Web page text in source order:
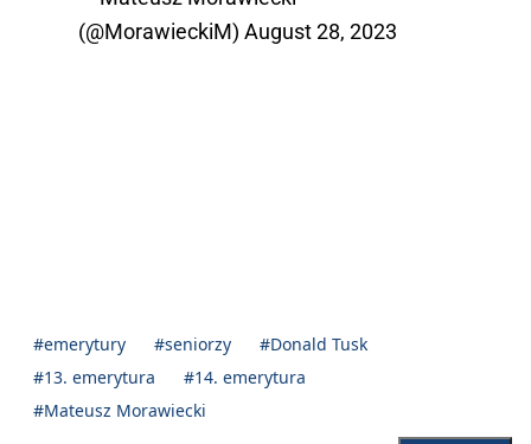
(@MorawieckiM) August 28, 2023
#emerytury #seniorzy
#Donald Tusk
#13. emerytura
#14. emerytura
#Mateusz Morawiecki